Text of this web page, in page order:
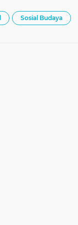
Sosial Budaya